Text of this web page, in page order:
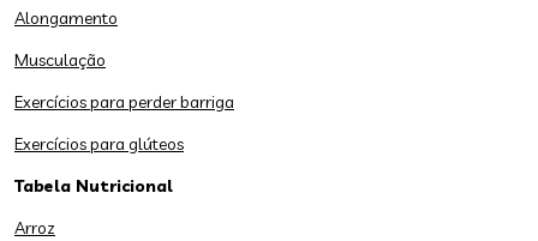
Alongamento
Musculação
Exercícios para perder barriga
Exercícios para glúteos
Tabela Nutricional
Arroz